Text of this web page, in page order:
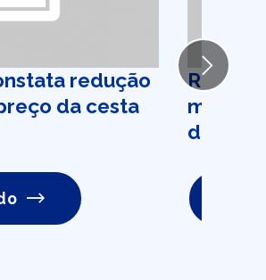
redução
da cesta
Receita
Next